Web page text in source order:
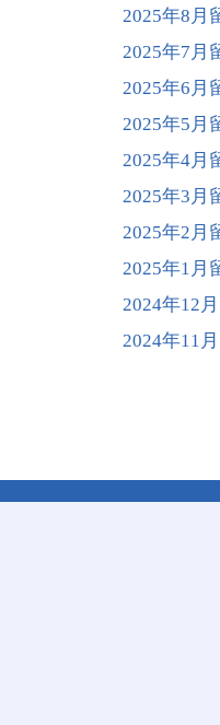
2025年8月
2025年7月
2025年6月
2025年5月
2025年4月
2025年3月
2025年2月
2025年1月
2024年12
2024年11